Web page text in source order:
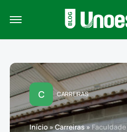
C CARREIRAS
Início»Carreiras»